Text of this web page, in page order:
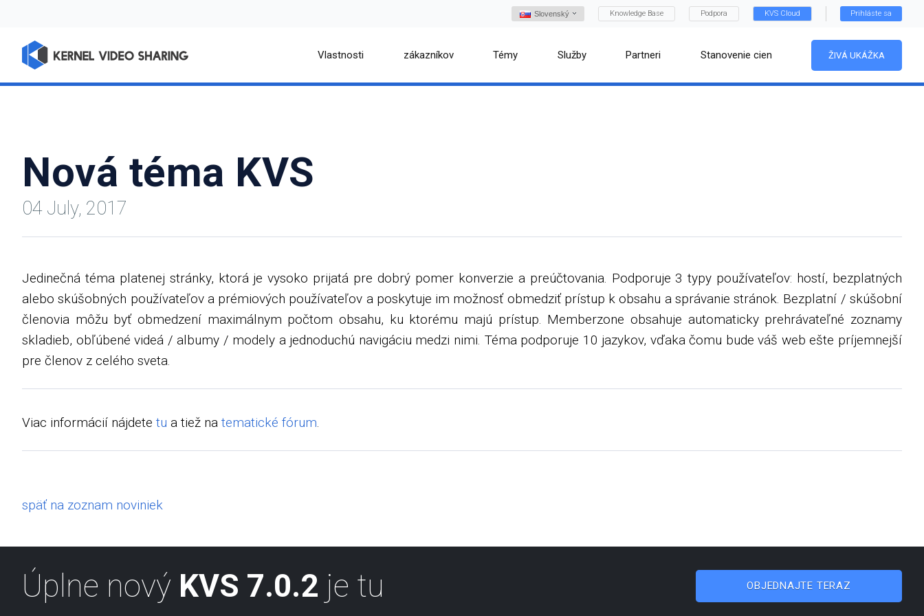
Slovenský Knowledge Base Podpora KVS Cloud Prihláste sa
Vlastnosti zákazníkov Témy Služby Partneri Stanovenie cien ŽIVÁ UKÁŽKA
Nová téma KVS
04 July, 2017
Jedinečná téma platenej stránky, ktorá je vysoko prijatá pre dobrý pomer konverzie a preúčtovania. Podporuje 3 typy používateľov: hostí, bezplatných
alebo skúšobných používateľov a prémiových používateľov a poskytuje im možnosť obmedziť prístup k obsahu a správanie stránok. Bezplatní / skúšobní
členovia môžu byť obmedzení maximálnym počtom obsahu, ku ktorému majú prístup. Memberzone obsahuje automaticky prehrávateľné zoznamy
skladieb, obľúbené videá / albumy / modely a jednoduchú navigáciu medzi nimi. Téma podporuje 10 jazykov, vďaka čomu bude váš web ešte príjemnejší
pre členov z celého sveta.
Viac informácií nájdete tu a tiež na tematické fórum.
späť na zoznam noviniek
Úplne nový KVS 7.0.2 je tu OBJEDNAJTE TERAZ